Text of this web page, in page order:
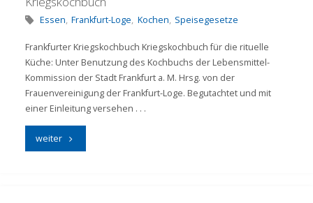
Essen, Frankfurt-Loge, Kochen, Speisegesetze
Frankfurter Kriegskochbuch Kriegskochbuch für die rituelle
Küche: Unter Benutzung des Kochbuchs der Lebensmittel-
Kommission der Stadt Frankfurt a. M. Hrsg. von der
Frauenvereinigung der Frankfurt-Loge. Begutachtet und mit
einer Einleitung versehen . . .
weiter"Kriegskochbuch"